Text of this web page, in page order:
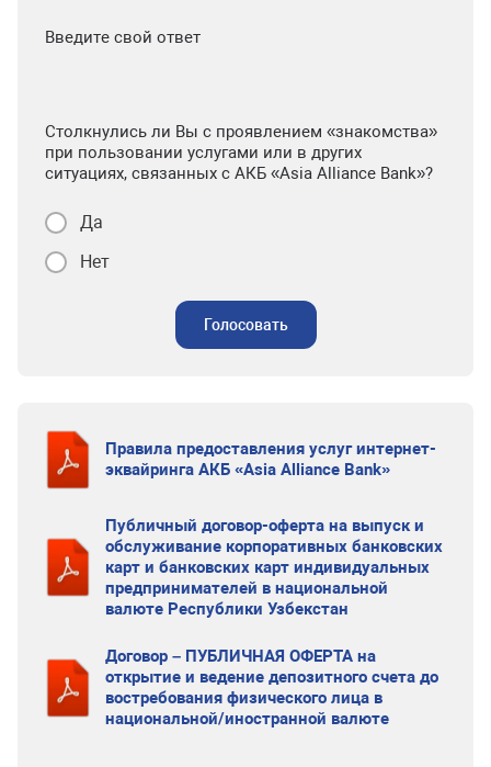
Введите свой ответ
Столкнулись ли Вы с проявлением «знакомства»
при пользовании услугами или в других
ситуациях, связанных с АКБ «Asia Alliance Bank»?
Да
Нет
Голосовать
Правила предоставления услуг интернет-
эквайринга АКБ «Asia Alliance Bank»
Публичный договор-оферта на выпуск и
обслуживание корпоративных банковских
карт и банковских карт индивидуальных
предпринимателей в национальной
валюте Республики Узбекстан
Договор – ПУБЛИЧНАЯ ОФЕРТА на
открытие и ведение депозитного счета до
востребования физического лица в
национальной/иностранной валюте